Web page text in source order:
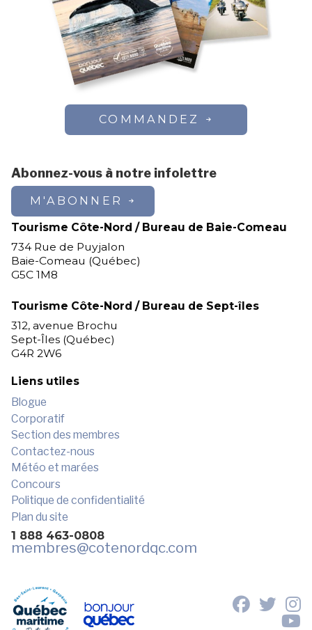
COMMANDEZ
Abonnez-vous à notre infolettre
M'ABONNER
Tourisme Côte-Nord / Bureau de Baie-Comeau
734 Rue de Puyjalon
Baie-Comeau (Québec)
G5C 1M8
Tourisme Côte-Nord / Bureau de Sept-îles
312, avenue Brochu
Sept-Îles (Québec)
G4R 2W6
Liens utiles
Blogue
Corporatif
Section des membres
Contactez-nous
Météo et marées
Concours
Politique de confidentialité
Plan du site
1 888 463-0808
membres@cotenordqc.com